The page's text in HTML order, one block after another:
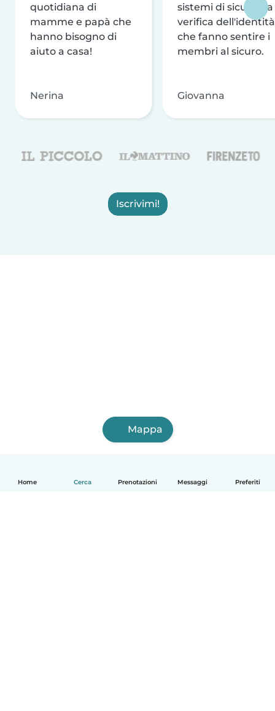
Home Cerca Prenotazioni Messaggi Preferiti
quotidiana di
mamme e papà che
hanno bisogno di
aiuto a casa!
Nerina
sistemi di sicurezza
verifica dell'identità
che fanno sentire i
membri al sicuro.
Giovanna
Iscrivimi!
Mappa